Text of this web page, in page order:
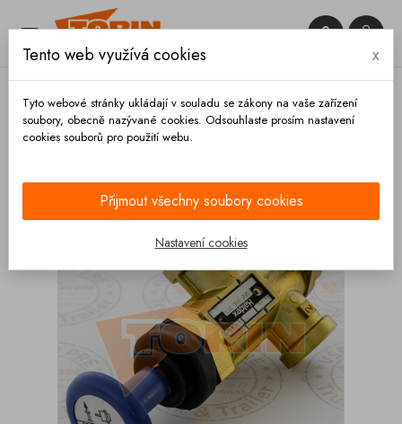
 

Tento web využívá cookies x
Tyto webové stránky ukládají v souladu se zákony na vaše zařízení
soubory, obecně nazývané cookies. Odsouhlaste prosím nastavení
cookies souborů pro použití webu.
Přijmout všechny soubory cookies
Nastavení cookies